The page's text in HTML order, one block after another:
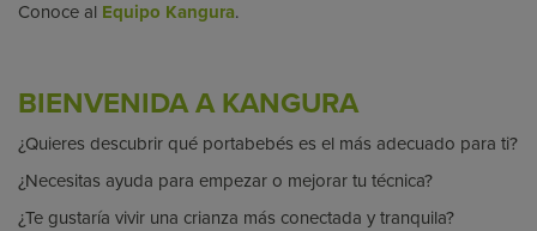
Conoce al Equipo Kangura.
BIENVENIDA A KANGURA
¿Quieres descubrir qué portabebés es el más adecuado para ti?
¿Necesitas ayuda para empezar o mejorar tu técnica?
¿Te gustaría vivir una crianza más conectada y tranquila?